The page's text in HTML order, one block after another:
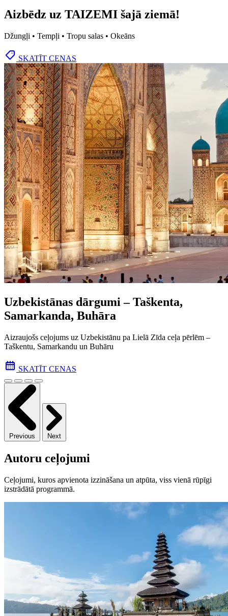
Aizbēdz uz TAIZEMI šajā ziemā!
Džungļi • Tempļi • Tropu salas • Okeāns
SKATĪT CENAS
Uzbekistānas dārgumi – Taškenta,
Samarkanda, Buhāra
Aizraujošs ceļojums uz Uzbekistānu pa Lielā Zīda ceļa pēr­lēm –
Taškentu, Samarkandu un Buhāru
SKATĪT CENAS
Previous Next
Autoru ceļojumi
Ceļojumi, kuros apvienota izzināšana un atpūta, viss vienā rūpīgi
izstrādātā programmā.